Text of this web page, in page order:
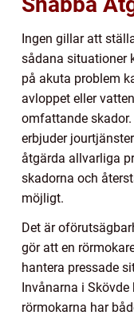
Ingen gillar att
sådana situationer
på akuta problem
avloppet eller
omfattande
erbjuder
åtgärda allvarliga
skadorna och
möjligt.
Det är
gör att en
hantera pressade
Invånarna i
rörmokarna har